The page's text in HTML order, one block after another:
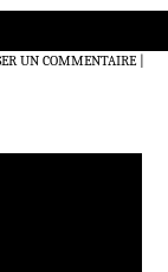
UN COMMENTAIRE|